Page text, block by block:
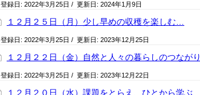
登録日: 2022年3月25日 / 更新日: 2024年1月9日
１２月２５日（月）少し早めの収穫を楽しむ…
登録日: 2022年3月25日 / 更新日: 2023年12月25日
１２月２２日（金）自然と人々の暮らしのつなが
登録日: 2022年3月25日 / 更新日: 2023年12月22日
１２月２０日（水）課題をとらえ、ひとから学ぶ…